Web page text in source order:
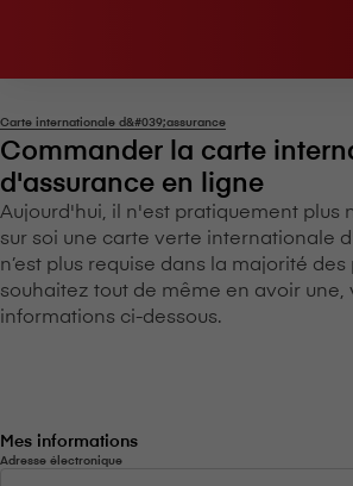
Carte internationale d&#039;assurance
Commander la carte
d'assurance en ligne
Aujourd'hui, il n'est pratiquement plus
sur soi une carte verte internationale
n’est plus requise dans la majorité des
souhaitez tout de même en avoir
informations ci-dessous.
Mes informations
Adresse électronique